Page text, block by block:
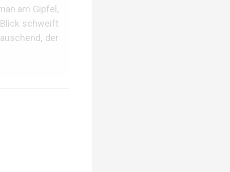
am Gipfel,
schweift
der